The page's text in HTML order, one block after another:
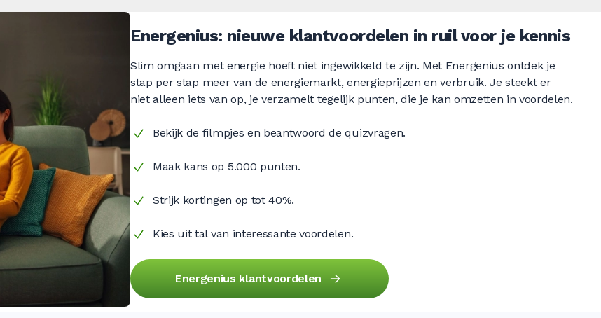
Energenius: nieuwe klantvoordelen in ruil voor je kennis
Slim omgaan met energie hoeft niet ingewikkeld te zijn. Met Energenius ontdek je
stap per stap meer van de energiemarkt, energieprijzen en verbruik. Je steekt er
niet alleen iets van op, je verzamelt tegelijk punten, die je kan omzetten in voordelen.
Bekijk de filmpjes en beantwoord de quizvragen.
Maak kans op 5.000 punten.
Strijk kortingen op tot 40%.
Kies uit tal van interessante voordelen.
Energenius klantvoordelen